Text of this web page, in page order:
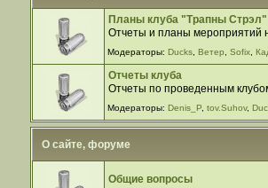
Планы клуба "Трапны Стрэл"
Отчеты и планы мероприятий
Модераторы:Ducks ,Ветер ,Sofix ,
Отчеты клуба
Отчеты по проведенным
Модераторы:Denis_P ,tov.Suhov,
О сайте, форуме
Общие вопросы